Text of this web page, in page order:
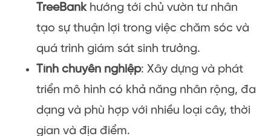
TreeBankhướng tới chủ vườn tư nhân
tạo sự thuận lợi trong việc chăm sóc và
quá trình giám sát sinh trưởng.
Tính chuyên nghiệp: Xây dựng và phát
triển mô hình có khả năng nhân rộng, đa
dạng và phù hợp với nhiều loại cây, thời
gian và địa điểm.